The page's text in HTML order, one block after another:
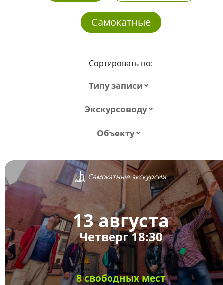
Самокатные
Сортировать по:
Типу записи
Экскурсоводу
Объекту
Самокатные экскурсии
13 августа
Четверг 18:30
8 свободных мест